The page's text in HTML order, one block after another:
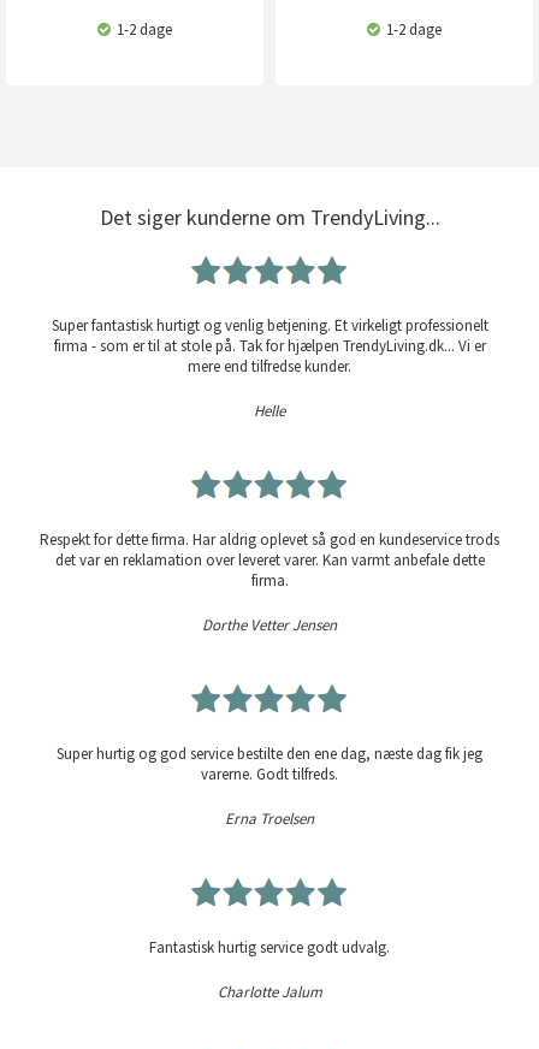
1-2 dage 1-2 dage
Det siger kunderne om TrendyLiving...
Super fantastisk hurtigt og venlig betjening. Et virkeligt professionelt
firma - som er til at stole på. Tak for hjælpen TrendyLiving.dk... Vi er
mere end tilfredse kunder.
Helle
Respekt for dette firma. Har aldrig oplevet så god en kundeservice trods
det var en reklamation over leveret varer. Kan varmt anbefale dette
firma.
Dorthe Vetter Jensen
Super hurtig og god service bestilte den ene dag, næste dag fik jeg
varerne. Godt tilfreds.
Erna Troelsen
Fantastisk hurtig service godt udvalg.
Charlotte Jalum